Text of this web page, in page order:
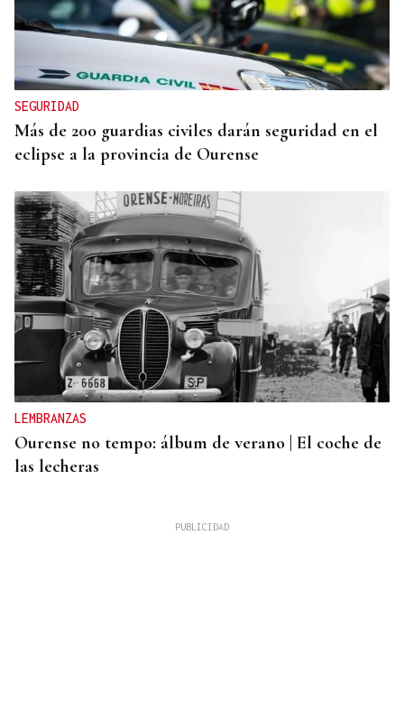
SEGURIDAD
Más de 200 guardias civiles darán seguridad en el
eclipse a la provincia de Ourense
LEMBRANZAS
Ourense no tempo: álbum de verano | El coche de
las lecheras